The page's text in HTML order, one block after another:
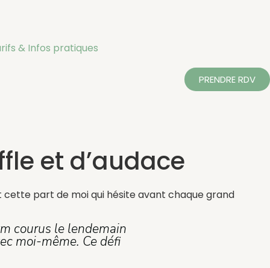
& Infos pratiques
PRENDRE RDV
et d’audace
cette part de moi qui hésite avant chaque grand
courus le lendemain
moi-même. Ce défi